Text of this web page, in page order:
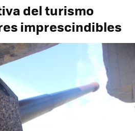
del turismo
imprescindibles